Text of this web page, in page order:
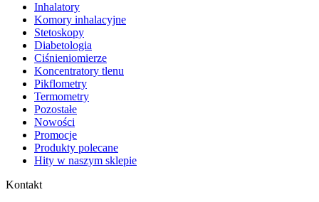
Inhalatory
Komory inhalacyjne
Stetoskopy
Diabetologia
Ciśnieniomierze
Koncentratory tlenu
Pikflometry
Termometry
Pozostałe
Nowości
Promocje
Produkty polecane
Hity w naszym sklepie
Kontakt